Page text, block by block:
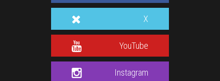
X
YouTube
Instagram